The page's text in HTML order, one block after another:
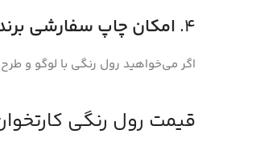
4. امکان چاپ سفارشی
اگر می‌خواهید رول رنگی با لوگو و
قیمت رول رنگی